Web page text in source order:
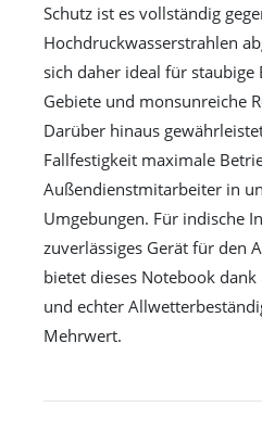
Schutz ist es vollständig
Hochdruckwasserstrahlen
sich daher ideal für staubige
Gebiete und monsunreiche
Darüber hinaus
Fallfestigkeit maximale
Außendienstmitarbeiter in
Umgebungen. Für indische
zuverlässiges Gerät für den
bietet dieses Notebook
und echter
Mehrwert.